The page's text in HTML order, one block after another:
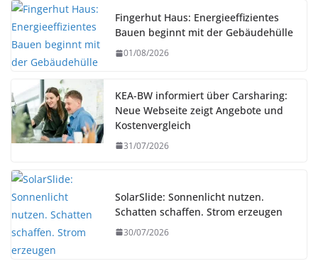
Fingerhut Haus: Energieeffizientes
Bauen beginnt mit der Gebäudehülle
01/08/2026
KEA-BW informiert über Carsharing:
Neue Webseite zeigt Angebote und
Kostenvergleich
31/07/2026
SolarSlide: Sonnenlicht nutzen.
Schatten schaffen. Strom erzeugen
30/07/2026